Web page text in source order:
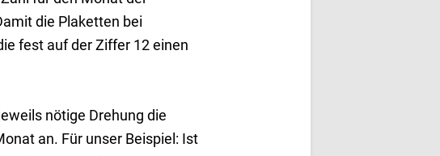
die Plaketten bei
fest auf der Ziffer 12 einen
nötige Drehung die
an. Für unser Beispiel: Ist